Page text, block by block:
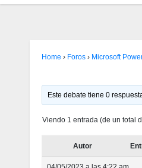
Home › Foros › Microsoft
Este debate tiene 0
Viendo 1 entrada (de un total
Autor